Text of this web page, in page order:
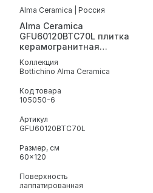
Alma Ceramica | Россия
Alma Ceramica
GFU60120BTC70L плитка
керамогранитная
Коллекция
Bottichino Alma Ceramica
Код товара
105050-6
Артикул
GFU60120BTC70L
Размер, см
60x120
Поверхность
лаппатированная